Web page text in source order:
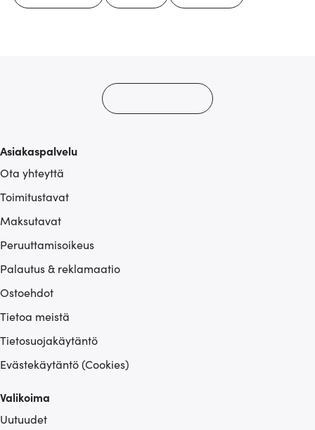
Asiakaspalvelu
Ota yhteyttä
Toimitustavat
Maksutavat
Peruuttamisoikeus
Palautus & reklamaatio
Ostoehdot
Tietoa meistä
Tietosuojakäytäntö
Evästekäytäntö (Cookies)
Valikoima
Uutuudet